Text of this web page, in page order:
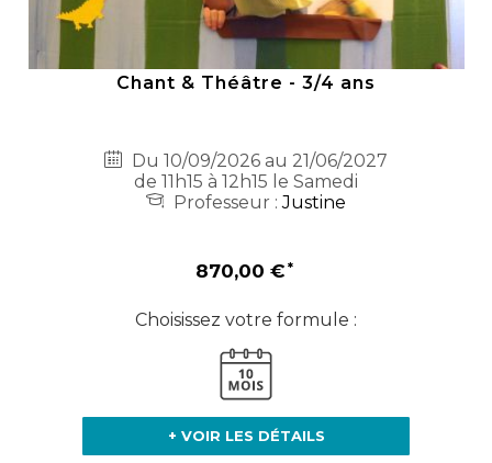
Chant & Théâtre - 3/4 ans
Du 10/09/2026 au 21/06/2027
de 11h15 à 12h15 le Samedi
Professeur :Justine
870,00 €
Choisissez votre formule :
+ VOIR LES DÉTAILS